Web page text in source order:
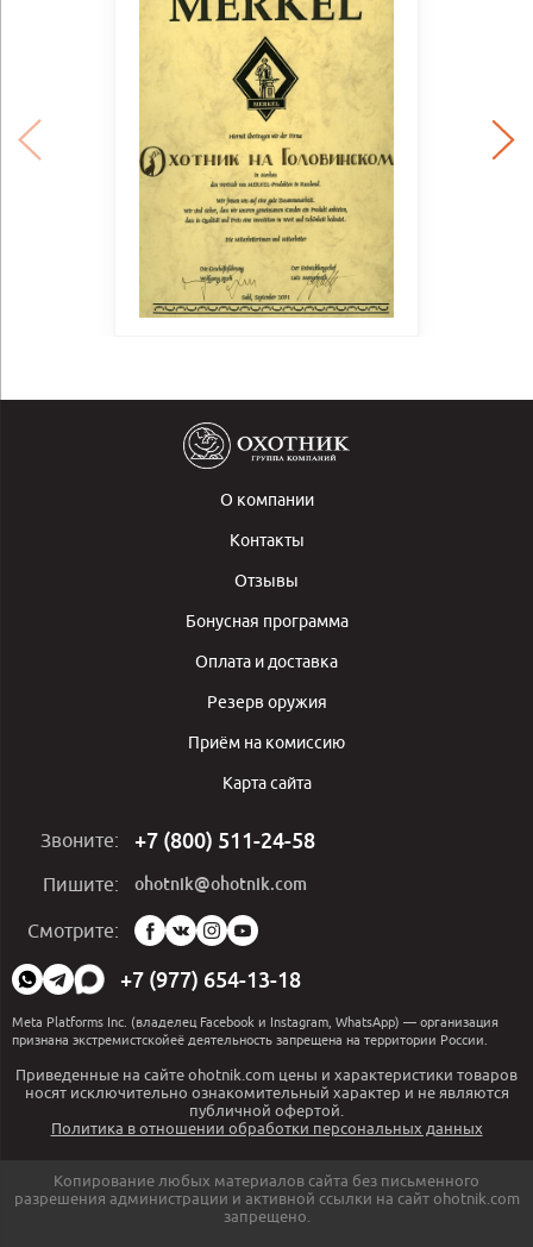
О компании
Контакты
Отзывы
Бонусная программа
Оплата и доставка
Резерв оружия
Приём на комиссию
Карта сайта
Звоните: +7 (800) 511-24-58
Пишите: ohotnik@ohotnik.com
Смотрите:
Мы
в
социальных
сетях:
+7 (977) 654-13-18
Meta Platforms Inc. (владелец Facebook и Instagram, WhatsApp) — организация
признана экстремистскойеё деятельность запрещена на территории России.
Приведенные на сайте ohotnik.com цены и характеристики товаров
носят исключительно ознакомительный характер и не являются
публичной офертой.
Политика в отношении обработки персональных данных
Копирование любых материалов сайта без письменного
разрешения администрации и активной ссылки на сайт ohotnik.com
запрещено.